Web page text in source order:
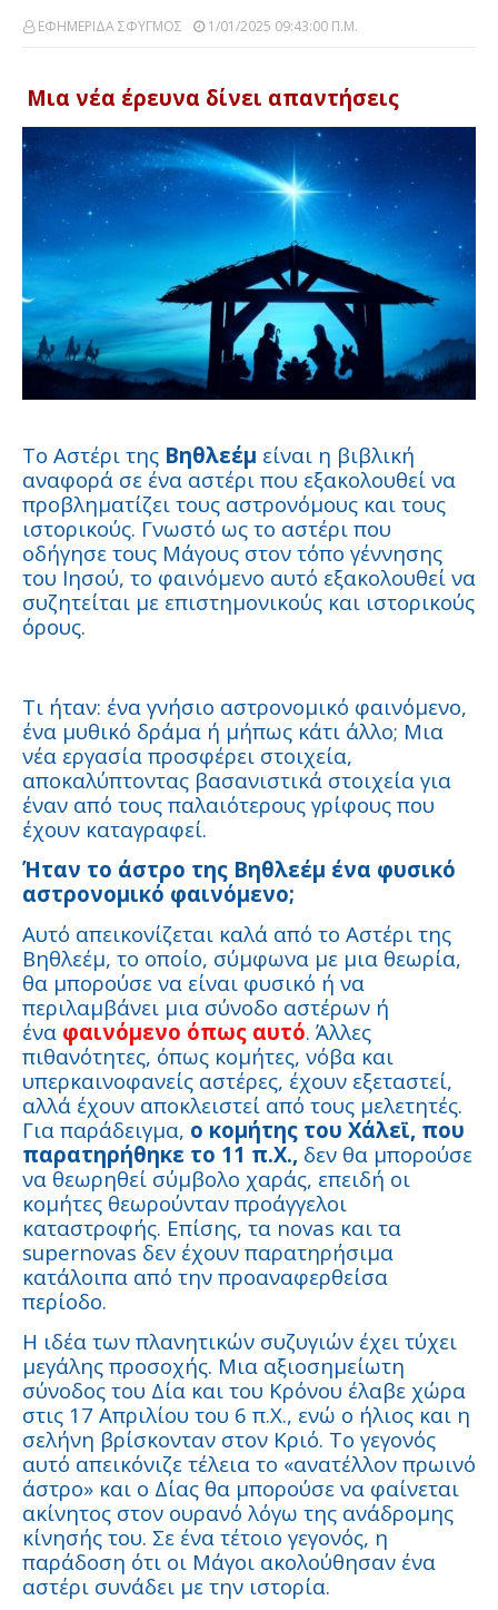
ΕΦΗΜΕΡΙΔΑ ΣΦΥΓΜΟΣ 1/01/2025 09:43:00 Π.μ.
Μια νέα έρευνα δίνει απαντήσεις
Το Αστέρι της Βηθλεέμ είναι η βιβλική
αναφορά σε ένα αστέρι που εξακολουθεί να
προβληματίζει τους αστρονόμους και τους
ιστορικούς. Γνωστό ως το αστέρι που
οδήγησε τους Μάγους στον τόπο γέννησης
του Ιησού, το φαινόμενο αυτό εξακολουθεί να
συζητείται με επιστημονικούς και ιστορικούς
όρους.
Τι ήταν: ένα γνήσιο αστρονομικό φαινόμενο,
ένα μυθικό δράμα ή μήπως κάτι άλλο; Μια
νέα εργασία προσφέρει στοιχεία,
αποκαλύπτοντας βασανιστικά στοιχεία για
έναν από τους παλαιότερους γρίφους που
έχουν καταγραφεί.
Ήταν το άστρο της Βηθλεέμ ένα φυσικό
αστρονομικό φαινόμενο;
Αυτό απεικονίζεται καλά από το Αστέρι της
Βηθλεέμ, το οποίο, σύμφωνα με μια θεωρία,
θα μπορούσε να είναι φυσικό ή να
περιλαμβάνει μια σύνοδο αστέρων ή
ένα φαινόμενο όπως αυτό. Άλλες
πιθανότητες, όπως κομήτες, νόβα και
υπερκαινοφανείς αστέρες, έχουν εξεταστεί,
αλλά έχουν αποκλειστεί από τους μελετητές.
Για παράδειγμα, ο κομήτης του Χάλεϊ, που
παρατηρήθηκε το 11 π.Χ., δεν θα μπορούσε
να θεωρηθεί σύμβολο χαράς, επειδή οι
κομήτες θεωρούνταν προάγγελοι
καταστροφής. Επίσης, τα novas και τα
supernovas δεν έχουν παρατηρήσιμα
κατάλοιπα από την προαναφερθείσα
περίοδο.
Η ιδέα των πλανητικών συζυγιών έχει τύχει
μεγάλης προσοχής. Μια αξιοσημείωτη
σύνοδος του Δία και του Κρόνου έλαβε χώρα
στις 17 Απριλίου του 6 π.Χ., ενώ ο ήλιος και η
σελήνη βρίσκονταν στον Κριό. Το γεγονός
αυτό απεικόνιζε τέλεια το «ανατέλλον πρωινό
άστρο» και ο Δίας θα μπορούσε να φαίνεται
ακίνητος στον ουρανό λόγω της ανάδρομης
κίνησής του. Σε ένα τέτοιο γεγονός, η
παράδοση ότι οι Μάγοι ακολούθησαν ένα
αστέρι συνάδει με την ιστορία.